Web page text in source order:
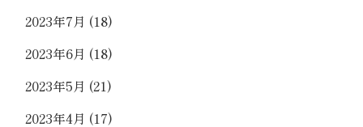
2023年7月 (18)
2023年6月 (18)
2023年5月 (21)
2023年4月 (17)